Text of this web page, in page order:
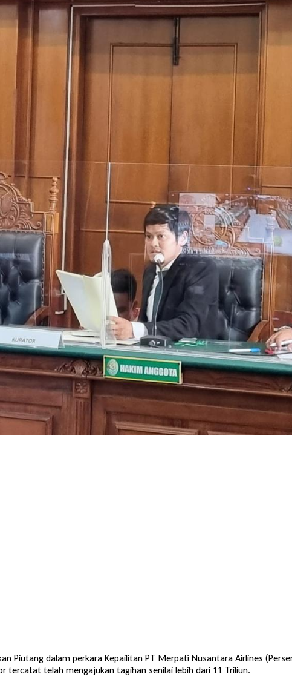
Piutang dalam perkara Kepailitan PT Merpati Nusantara Airlines
tercatat telah mengajukan tagihan senilai lebih dari 11 Triliun.